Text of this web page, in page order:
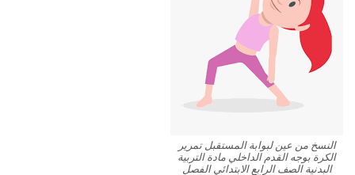
النسخ من عين لبوابة المستقبل تمرير
الكرة بوجه القدم الداخلي مادة التربية
البدنية الصف الرابع الابتدائي الفصل